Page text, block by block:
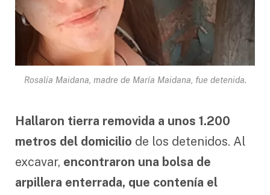
Rosalía Maidana, madre de María Maidana, fue detenida.
Hallaron tierra removida a unos 1.200
metros del domicilio de los detenidos. Al
excavar, encontraron una bolsa de
arpillera enterrada, que contenía el